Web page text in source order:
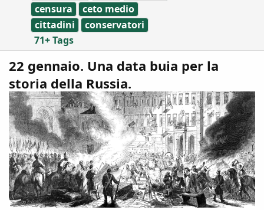
censura
ceto medio
cittadini
conservatori
71+ Tags
22 gennaio. Una data buia per la
storia della Russia.